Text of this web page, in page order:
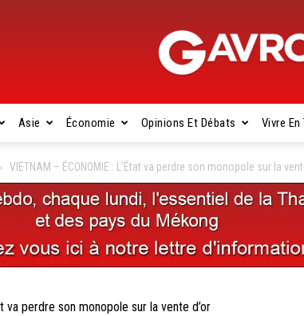
Asie Économie Opinions Et Débats Vivre
VIETNAM – ÉCONOMIE : L’État va perdre son monopole sur la
va perdre son monopole sur la vente d’or